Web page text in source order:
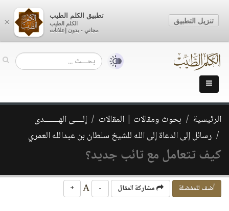
الرئيسية بحوث ومقالات | المقالات
إلــــى الهـــــــدى
رسائل إلى الدعاة إلى الله للشيخ سلطان بن عبدالله العمري
كيف تتعامل مع تائب جديد؟
أضف للمفضلة مشاركة المقال -
+
×
تطبيق الكلم الطيب
الكلم الطيب
مجاني - بدون إعلانات
تنزيل التطبيق